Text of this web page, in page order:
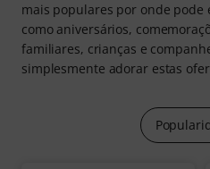
mais populares por onde pode
como aniversários,
familiares, crianças e
simplesmente adorar estas